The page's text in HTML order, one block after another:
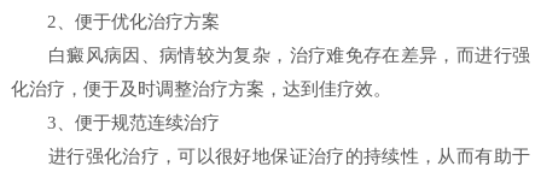
2、便于优化治疗方案
白癜风病因、病情较为复杂，治疗难免存在差异，而进行强
化治疗，便于及时调整治疗方案，达到佳疗效。
3、便于规范连续治疗
进行强化治疗，可以很好地保证治疗的持续性，从而有助于